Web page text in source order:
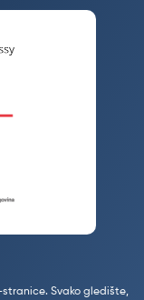
stranice. Svako gledište,